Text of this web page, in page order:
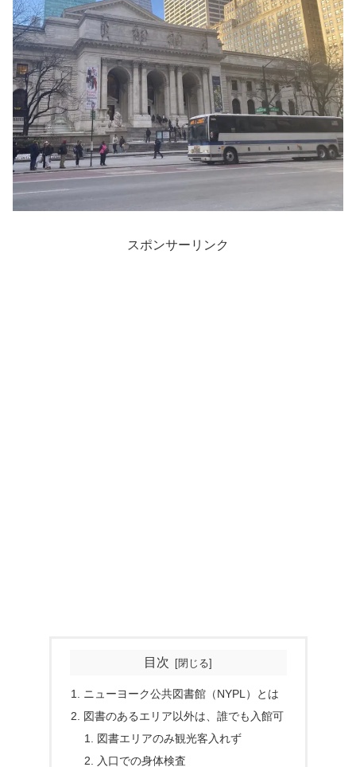
スポンサーリンク
目次
ニューヨーク公共図書館（NYPL）とは
図書のあるエリア以外は、誰でも入館可
図書エリアのみ観光客入れず
入口での身体検査